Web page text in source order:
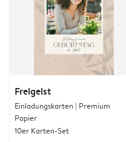
Freigeist
Einladungskarten | Premium
Papier
10er Karten-Set